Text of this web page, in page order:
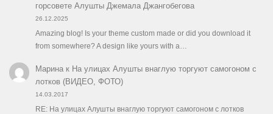
горсовете Алушты Джемала Джангобегова
26.12.2025
Amazing blog! Is your theme custom made or did you download it
from somewhere? A design like yours with a…
Маринак На улицах Алушты внаглую торгуют самогоном с
лотков (ВИДЕО, ФОТО)
14.03.2017
RE: На улицах Алушты внаглую торгуют самогоном с лотков